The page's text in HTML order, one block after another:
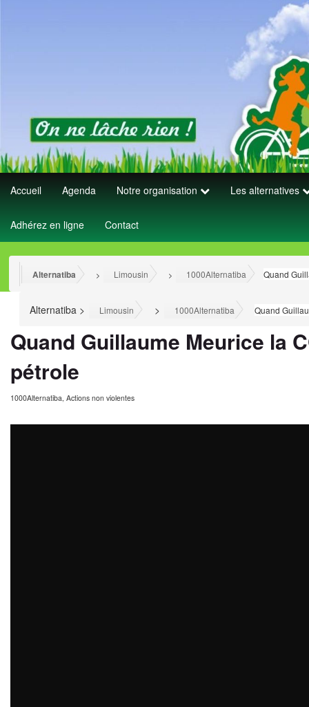
Accueil Agenda Notre organisation Les alternatives
Adhérez en ligne Contact
Alternatiba > Limousin > 1000Alternatiba >
Quand
Alternatiba > Limousin > 1000Alternatiba >
Quand
Quand Guillaume Meurice la
pétrole
1000Alternatiba, Actions non violentes